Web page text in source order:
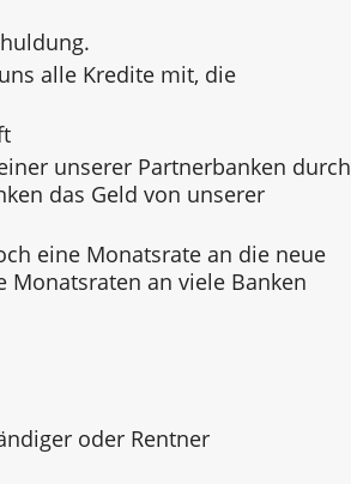
alle Kredite mit, die
unserer Partnerbanken durch
das Geld von unserer
eine Monatsrate an die neue
an viele Banken
oder Rentner